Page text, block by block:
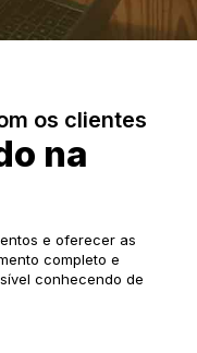
os clientes
na
e oferecer as
completo e
conhecendo de